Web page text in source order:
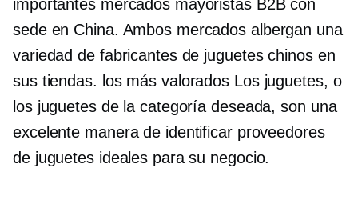
importantes mercados mayoristas B2B con
sede en China. Ambos mercados albergan una
variedad de fabricantes de juguetes chinos en
sus tiendas. los más valorados Los juguetes, o
los juguetes de la categoría deseada, son una
excelente manera de identificar proveedores
de juguetes ideales para su negocio.